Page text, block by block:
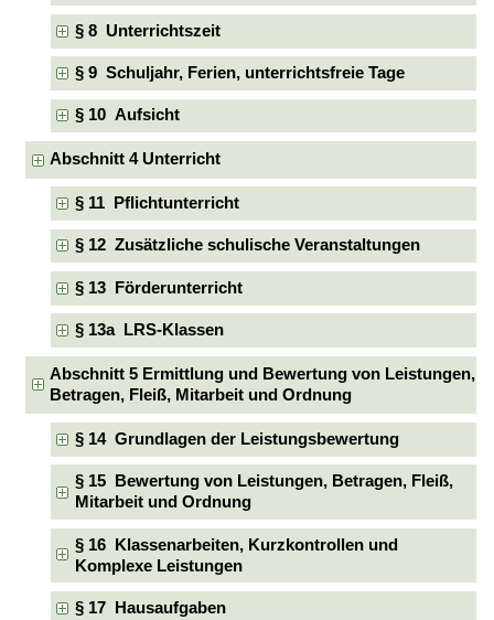
§ 8 Unterrichtszeit
§ 9 Schuljahr, Ferien, unterrichtsfreie Tage
§ 10 Aufsicht
Abschnitt 4 Unterricht
§ 11 Pflichtunterricht
§ 12 Zusätzliche schulische Veranstaltungen
§ 13 Förderunterricht
§ 13a LRS-Klassen
Abschnitt 5 Ermittlung und Bewertung von Leistungen,
Betragen, Fleiß, Mitarbeit und Ordnung
§ 14 Grundlagen der Leistungsbewertung
§ 15 Bewertung von Leistungen, Betragen, Fleiß,
Mitarbeit und Ordnung
§ 16 Klassenarbeiten, Kurzkontrollen und
Komplexe Leistungen
§ 17 Hausaufgaben